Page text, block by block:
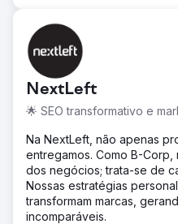
Em quatro meses, a
tráfego orgânico em
palavras-chave de alta
psiquiatria e saúde mental,
perfil da empresa no
em 204% e gerou mais
Maps. A campanha
clínica no assunto por meio
(Early Action, Economics
Avaliação, Atitudes e
de SEO local.
NextLeft
🌟 SEO transformativo e
Na NextLeft, não apenas
entregamos. Como B-Corp,
dos negócios; trata-se de
Nossas estratégias
transformam marcas,
incomparáveis.